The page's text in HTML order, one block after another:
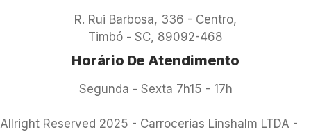
R. Rui Barbosa, 336 - Centro,
Timbó - SC, 89092-468
Horário De Atendimento
Segunda - Sexta 7h15 - 17h
Allright Reserved 2025 - Carrocerias Linshalm LTDA -